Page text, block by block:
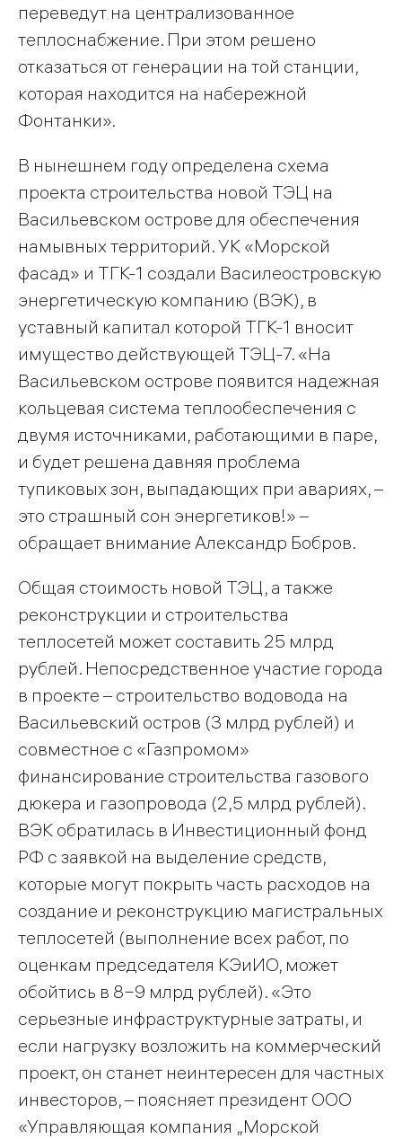
переведут на централизованное
теплоснабжение. При этом решено
отказаться от генерации на той станции,
которая находится на набережной
Фонтанки».
В нынешнем году определена схема
проекта строительства новой ТЭЦ на
Васильевском острове для обеспечения
намывных территорий. УК «Морской
фасад» и ТГК-1 создали Василеостровскую
энергетическую компанию (ВЭК), в
уставный капитал которой ТГК-1 вносит
имущество действующей ТЭЦ-7. «На
Васильевском острове появится надежная
кольцевая система теплообеспечения с
двумя источниками, работающими в паре,
и будет решена давняя проблема
тупиковых зон, выпадающих при авариях, –
это страшный сон энергетиков!» –
обращает внимание Александр Бобров.
Общая стоимость новой ТЭЦ, а также
реконструкции и строительства
теплосетей может составить 25 млрд
рублей. Непосредственное участие города
в проекте – строительство водовода на
Васильевский остров (3 млрд рублей) и
совместное с «Газпромом»
финансирование строительства газового
дюкера и газопровода (2,5 млрд рублей).
ВЭК обратилась в Инвестиционный фонд
РФ с заявкой на выделение средств,
которые могут покрыть часть расходов на
создание и реконструкцию магистральных
теплосетей (выполнение всех работ, по
оценкам председателя КЭиИО, может
обойтись в 8−9 млрд рублей). «Это
серьезные инфраструктурные затраты, и
если нагрузку возложить на коммерческий
проект, он станет неинтересен для частных
инвесторов, – поясняет президент ООО
«Управляющая компания „Морской